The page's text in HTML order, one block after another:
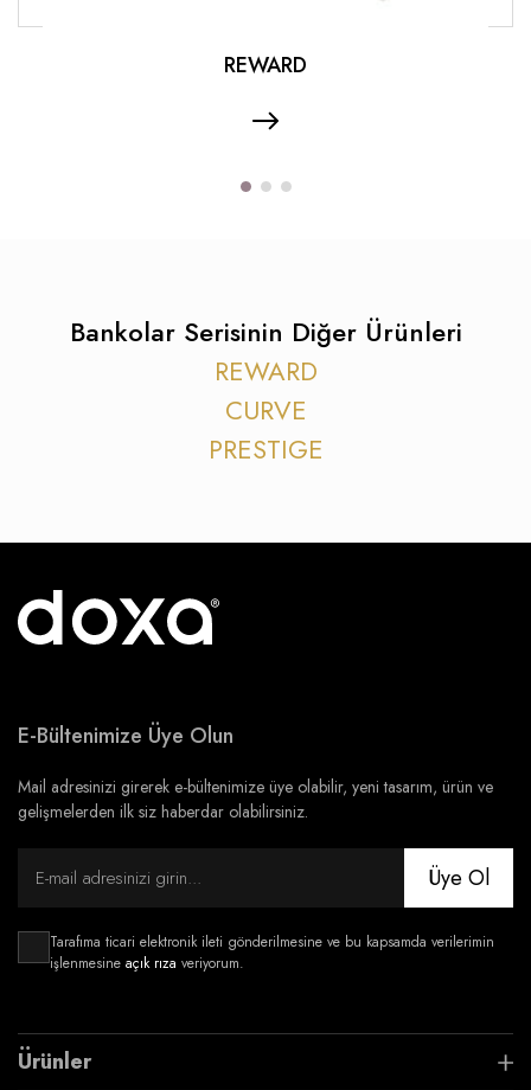
REWARD
Bankolar Serisinin Diğer Ürünleri
REWARD
CURVE
PRESTIGE
E-Bültenimize Üye Olun
Mail adresinizi girerek e-bültenimize üye olabilir, yeni tasarım, ürün ve
gelişmelerden ilk siz haberdar olabilirsiniz.
Üye Ol
Tarafıma ticari elektronik ileti gönderilmesine ve bu kapsamda verilerimin
işlenmesine açık rıza veriyorum.
Ürünler